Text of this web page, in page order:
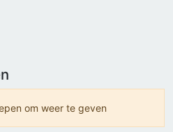
om weer te geven